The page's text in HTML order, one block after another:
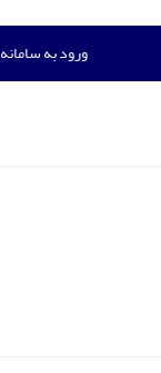
ورود به سامانه